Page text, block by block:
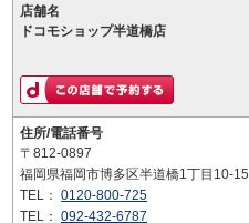
店舗名
ドコモショップ半道橋店
住所/電話番号
〒812-0897
福岡県福岡市博多区半道橋1丁目10-15
TEL： 0120-800-725
TEL： 092-432-6787